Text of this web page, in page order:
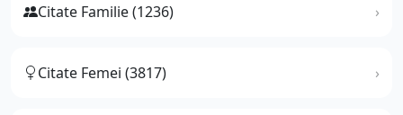
Citate Familie (1236)
Citate Femei (3817)